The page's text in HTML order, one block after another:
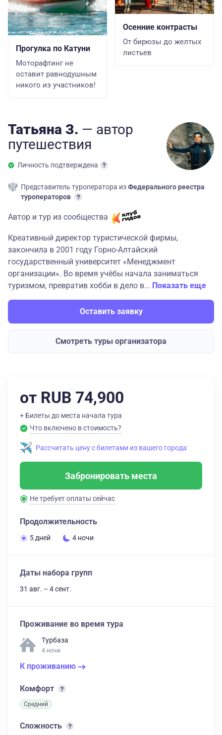
Прогулка по Катуни
Моторафтинг не
оставит равнодушным
никого из участников!
Осенние контрасты
От бирюзы до желтых
листьев
Татьяна З. — автор
путешествия
Личность подтверждена
Представитель туроператора изФедерального реестра
туроператоров
Автор и тур из сообщества
Креативный директор туристической фирмы,
закончила в 2001 году Горно-Алтайский
государственный университет «Менеджмент
организации». Во время учёбы начала заниматься
туризмом, превратив хобби в дело в... Показать еще
Оставить заявку
Смотреть туры организатора
от RUB 74,900
+ Билеты до места начала тура
Что включено в стоимость?
Рассчитать цену с билетами из вашего города
Забронировать места
Не требует оплаты сейчас
Продолжительность
5 дней 4 ночи
Даты набора групп
31 авг. – 4 сент.
Проживание во время тура
Турбаза
4 ночи
К проживанию
Комфорт
Средний
Сложность